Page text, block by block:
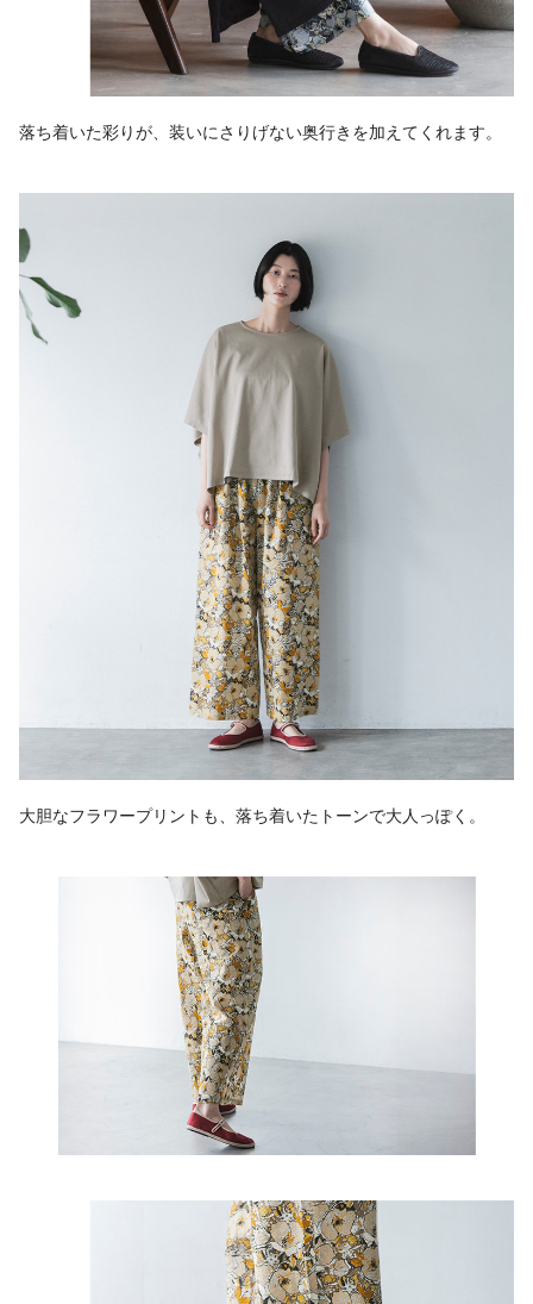
落ち着いた彩りが、装いにさりげない奥行きを加えてくれます。
大胆なフラワープリントも、落ち着いたトーンで大人っぽく。